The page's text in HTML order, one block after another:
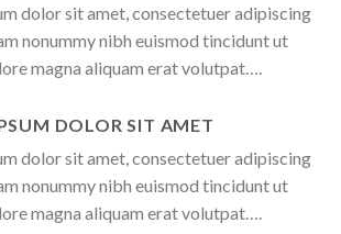
dolor sit amet, consectetuer adipiscing
nonummy nibh euismod tincidunt ut
magna aliquam erat volutpat….
DOLOR SIT AMET
dolor sit amet, consectetuer adipiscing
nonummy nibh euismod tincidunt ut
magna aliquam erat volutpat….